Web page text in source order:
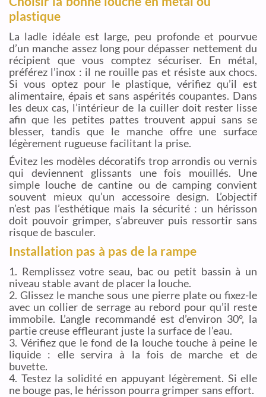
plastique
La ladle idéale est large, peu profonde et pourvue
d’un manche assez long pour dépasser nettement du
récipient que vous comptez sécuriser. En métal,
préférez l’inox : il ne rouille pas et résiste aux chocs.
Si vous optez pour le plastique, vérifiez qu’il est
alimentaire, épais et sans aspérités coupantes. Dans
les deux cas, l’intérieur de la cuiller doit rester lisse
afin que les petites pattes trouvent appui sans se
blesser, tandis que le manche offre une surface
légèrement rugueuse facilitant la prise.
Évitez les modèles décoratifs trop arrondis ou vernis
qui deviennent glissants une fois mouillés. Une
simple louche de cantine ou de camping convient
souvent mieux qu’un accessoire design. L’objectif
n’est pas l’esthétique mais la sécurité : un hérisson
doit pouvoir grimper, s’abreuver puis ressortir sans
risque de basculer.
Installation pas à pas de la rampe
1. Remplissez votre seau, bac ou petit bassin à un
niveau stable avant de placer la louche.
2. Glissez le manche sous une pierre plate ou fixez-le
avec un collier de serrage au rebord pour qu’il reste
immobile. L’angle recommandé est d’environ 30°, la
partie creuse effleurant juste la surface de l’eau.
3. Vérifiez que le fond de la louche touche à peine le
liquide : elle servira à la fois de marche et de
buvette.
4. Testez la solidité en appuyant légèrement. Si elle
ne bouge pas, le hérisson pourra grimper sans effort.